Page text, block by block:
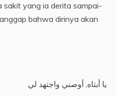
sakit yang ia derita sampai-
bahwa dirinya akan
يا أبتاه, أوصني واجتهد لي